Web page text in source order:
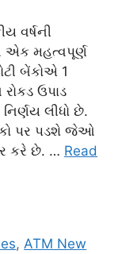
વર્ષની
એક મહત્વપૂર્ણ
બેંકોએ 1
ઉપાડ
લીધો છે.
પર પડશે જેઓ
કરે છે. … Read
, ATM New